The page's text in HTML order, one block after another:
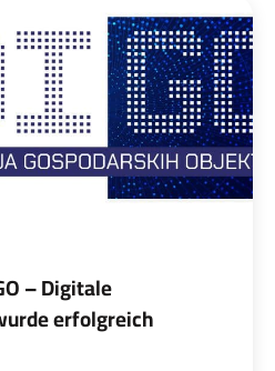
– Digitale
erfolgreich